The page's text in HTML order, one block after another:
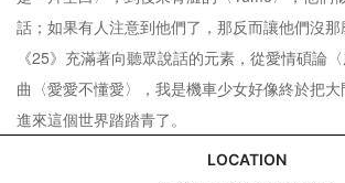
話；如果有人注意到他們了，那反而讓他們沒
《25》充滿著向聽眾說話的元素，從愛情碩論
曲〈愛愛不懂愛〉，我是機車少女好像終於把
進來這個世界踏踏青了。
LOCATION